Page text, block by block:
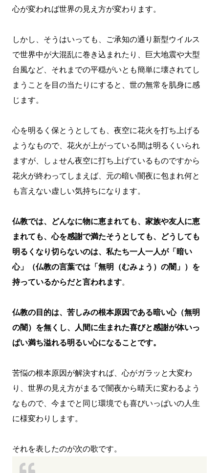
心が変われば世界の見え方が変わります。
しかし、そうはいっても、ご承知の通り新型ウイルス
で世界中が大混乱に巻き込まれたり、巨大地震や大型
台風など、それまでの平穏がいとも簡単に壊されてし
まうことを目の当たりにすると、世の無常を肌身に感
じます。
心を明るく保とうとしても、夜空に花火を打ち上げる
ようなもので、花火が上がっている間は明るくいられ
ますが、しょせん夜空に打ち上げているものですから
花火が終わってしまえば、元の暗い闇夜に包まれ何と
も言えない虚しい気持ちになります。
仏教では、どんなに物に恵まれても、家族や友人に恵
まれても、心を感謝で満たそうとしても、どうしても
明るくなり切らないのは、私たち一人一人が「暗い
心」（仏教の言葉では「無明（むみょう）の闇」）を
持っているからだと言われます。
仏教の目的は、苦しみの根本原因である暗い心（無明
の闇）を無くし、人間に生まれた喜びと感謝が体いっ
ぱい満ち溢れる明るい心になることです。
苦悩の根本原因が解決すれば、心がガラッと大変わ
り、世界の見え方がまるで闇夜から晴天に変わるよう
なもので、今までと同じ環境でも喜びいっぱいの人生
に様変わりします。
それを表したのが次の歌です。